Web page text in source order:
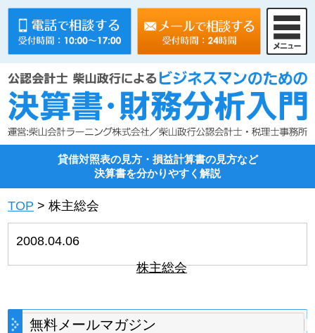
貸借対照表の見方・損益計算書の見方など
決算書を分かりやすく解説
TOP >株主総会
2008.04.06
株主総会
無料メールマガジン